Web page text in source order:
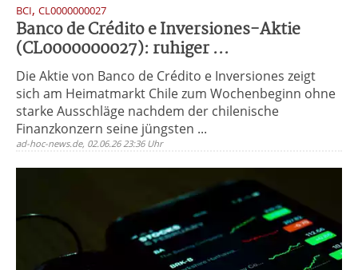
BCI, CL0000000027
Banco de Crédito e Inversiones-Aktie
(CL0000000027): ruhiger ...
Die Aktie von Banco de Crédito e Inversiones zeigt
sich am Heimatmarkt Chile zum Wochenbeginn ohne
starke Ausschläge nachdem der chilenische
Finanzkonzern seine jüngsten ...
ad-hoc-news.de, 02.06.26 23:36 Uhr